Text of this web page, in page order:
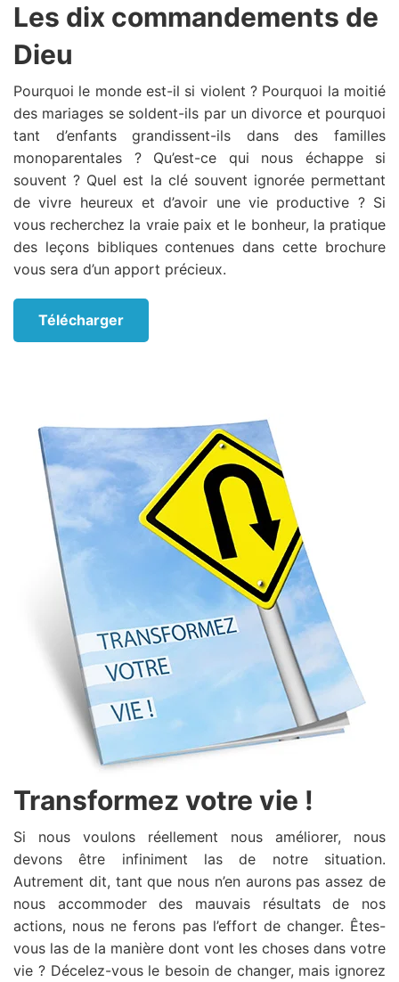
Les dix commandements de
Dieu
Pourquoi le monde est-il si violent ? Pourquoi la moitié
des mariages se soldent-ils par un divorce et pourquoi
tant d’enfants grandissent-ils dans des familles
monoparentales ? Qu’est-ce qui nous échappe si
souvent ? Quel est la clé souvent ignorée permettant
de vivre heureux et d’avoir une vie productive ? Si
vous recherchez la vraie paix et le bonheur, la pratique
des leçons bibliques contenues dans cette brochure
vous sera d’un apport précieux.
Télécharger
Transformez votre vie !
Si nous voulons réellement nous améliorer, nous
devons être infiniment las de notre situation.
Autrement dit, tant que nous n’en aurons pas assez de
nous accommoder des mauvais résultats de nos
actions, nous ne ferons pas l’effort de changer. Êtes-
vous las de la manière dont vont les choses dans votre
vie ? Décelez-vous le besoin de changer, mais ignorez